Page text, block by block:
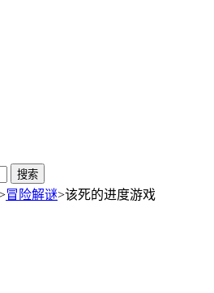
冒险解谜>该死的进度游戏